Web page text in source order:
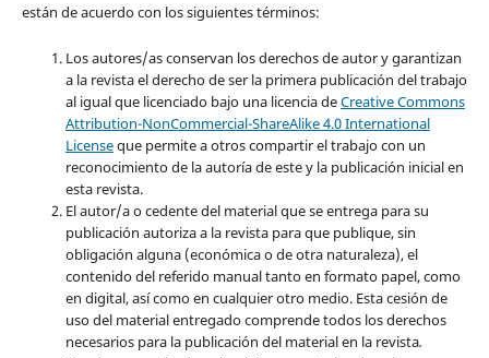
están de acuerdo con los siguientes términos:
Los autores/as conservan los derechos de autor y garantizan
a la revista el derecho de ser la primera publicación del trabajo
al igual que licenciado bajo una licencia deCreative Commons
Attribution-NonCommercial-ShareAlike 4.0 International
Licenseque permite a otros compartir el trabajo con un
reconocimiento de la autoría de este y la publicación inicial en
esta revista.
El autor/a o cedente del material que se entrega para su
publicación autoriza a la revista para que publique, sin
obligación alguna (económica o de otra naturaleza), el
contenido del referido manual tanto en formato papel, como
en digital, así como en cualquier otro medio. Esta cesión de
uso del material entregado comprende todos los derechos
necesarios para la publicación del material en la revista.